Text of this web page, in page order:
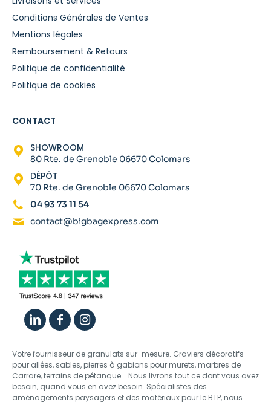
Conditions Générales de Ventes
Mentions légales
Remboursement & Retours
Politique de confidentialité
Politique de cookies
CONTACT
SHOWROOM
80 Rte. de Grenoble 06670 Colomars
DÉPÔT
70 Rte. de Grenoble 06670 Colomars
04 93 73 11 54
contact@bigbagexpress.com
Votre fournisseur de granulats sur-mesure. Graviers décoratifs
pour allées, sables, pierres à gabions pour murets, marbres de
Carrare, terrains de pétanque... Nous livrons tout ce dont vous avez
besoin, quand vous en avez besoin. Spécialistes des
aménagements paysagers et des matériaux pour le BTP, nous